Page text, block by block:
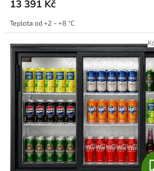
13 391 Kč
Teplota od +2 ~ +8 °C